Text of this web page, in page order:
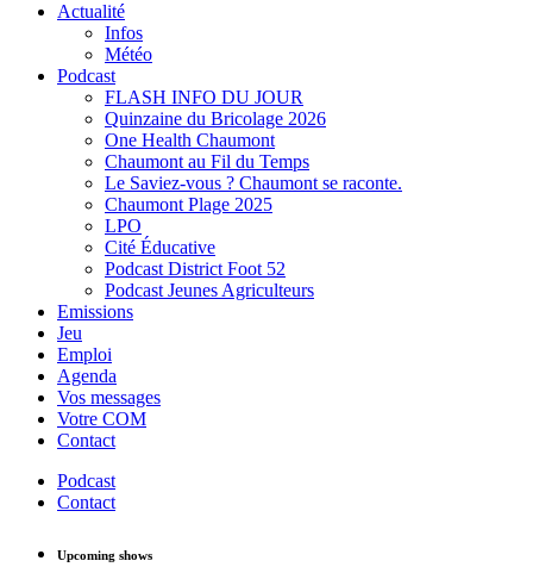
Actualité
Infos
Météo
Podcast
FLASH INFO DU JOUR
Quinzaine du Bricolage 2026
One Health Chaumont
Chaumont au Fil du Temps
Le Saviez-vous ? Chaumont se raconte.
Chaumont Plage 2025
LPO
Cité Éducative
Podcast District Foot 52
Podcast Jeunes Agriculteurs
Emissions
Jeu
Emploi
Agenda
Vos messages
Votre COM
Contact
Podcast
Contact
Upcoming shows